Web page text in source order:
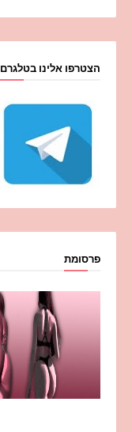
הצטרפו אלינו בטלגרם
פרסומת